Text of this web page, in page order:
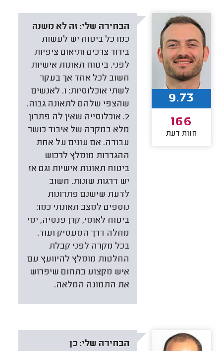
הבחירה שלי: זה לא משנה
כמו כל ביטוח יש לעשות
בירור צרכים ותיאום ציפיות
לפני. ביטוח תאונות אישיות
חשוב לכל אחד אך בעקר
לשתי אוכלוסיות: 1. לאנשים
שהצפי שלהם לתאונה גבוה.
2. אוכלוסייה שאין לה פתרון
מלא במקרה של איבוד כושר
עבודה. אם עונים על אחת
ההגדרות מומלץ לרכוש
ביטוח תאונות אישיות וגם אז
יש דרגות שונות. חשוב
לדעת שישנם פתרונות
נוספים למצב תאונתי כמו:
ביטוח לאומי, קרן פנסיה, ימי
מחלה דרך המעסיק ועוד.
בכל מקרה לפני קבלת
החלטות מומלץ להיוועץ עם
איש מקצוע בתחום שיפרוש
את התמונה המלאה.
9.73
166
חוות דעת
הבחירה שלי: כן